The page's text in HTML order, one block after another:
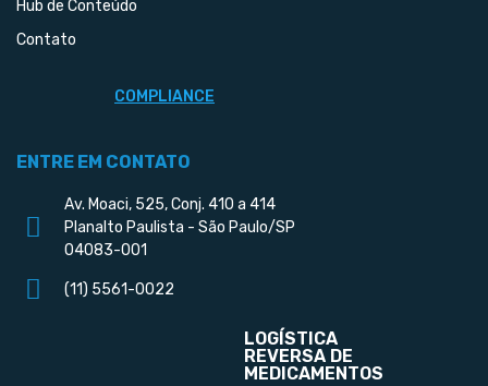
Hub de Conteúdo
Contato
COMPLIANCE
ENTRE EM CONTATO
Av. Moaci, 525, Conj. 410 a 414
Planalto Paulista - São Paulo/SP
04083-001
(11) 5561-0022
LOGÍSTICA
REVERSA DE
MEDICAMENTOS